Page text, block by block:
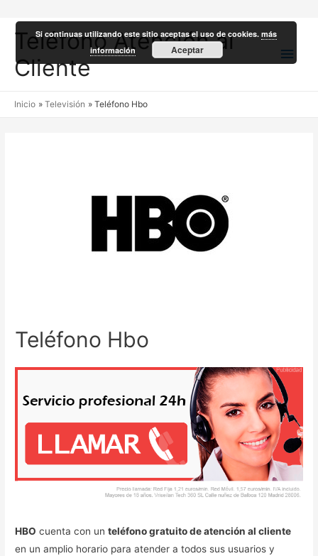
Teléfono Atención al
Cliente
Inicio Televisión Teléfono Hbo
Teléfono Hbo
HBO cuenta con unteléfono gratuito de atención al cliente
en un amplio horario para atender a todos sus usuarios y
Si continuas utilizando este sitio aceptas el uso de cookies.más
información
Aceptar